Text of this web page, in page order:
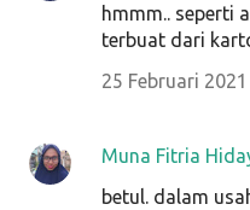
hmmm.. seperti
terbuat dari
25 Februari
Muna Fitria
betul. dalam